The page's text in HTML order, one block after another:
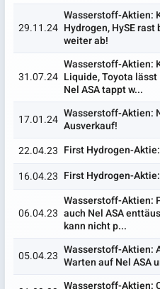
29.11.24
Wasserstoff-Aktien:
Hydrogen, HySE
weiter ab!
31.07.24
Wasserstoff-Aktien:
Liquide, Toyota
Nel ASA tappt w...
17.01.24 Wasserstoff-Aktien:
Ausverkauf!
22.04.23 First Hydrogen-
16.04.23 First Hydrogen-
06.04.23
Wasserstoff-Aktien:
auch Nel ASA
kann nicht p...
05.04.23 Wasserstoff-Aktien:
Warten auf Nel ASA
Wasserstoff-Aktien: